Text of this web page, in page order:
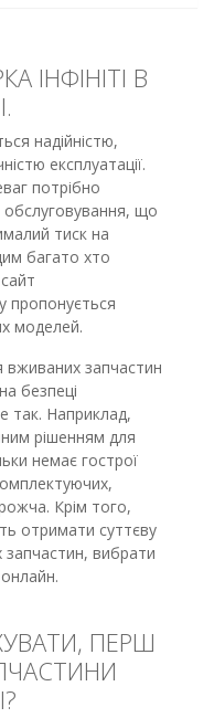
ІНФІНІТІ В
надійністю,
експлуатації.
потрібно
обслуговування, що
тиск на
багато хто
пропонується
моделей.
вживаних запчастин
безпеці
так. Наприклад,
рішенням для
немає гострої
Крім того,
отримати суттєву
запчастин, вибрати
ПЕРШ